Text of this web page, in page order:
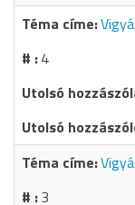
4
3